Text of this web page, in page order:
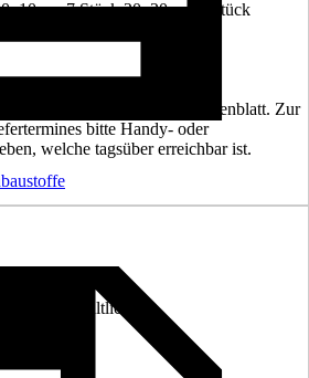
7 Stück 20x20cm, 7 Stück
entnehmen Sie bitte dem Datenblatt. Zur
bitte Handy- oder
welche tagsüber erreichbar ist.
erhältlich